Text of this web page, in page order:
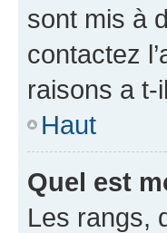
sont mis à
contactez
raisons a t-
Haut
Quel est
Les rangs,